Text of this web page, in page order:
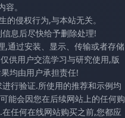
。
侵权行为,与本站无关。
息后尽快给予删除处理!
,通过安装、显示、传输或者存储
供用户交流学习与研究使用,版
均由用户承担责任!
行验证.所使用的推荐和示例均
能会因您在后续网站上的任何购
任何在线网站购买之前,您都应